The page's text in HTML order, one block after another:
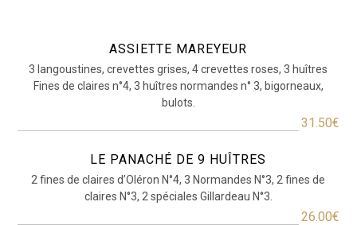
ASSIETTE MAREYEUR
3 langoustines, crevettes grises, 4 crevettes roses, 3 huîtres
Fines de claires n°4, 3 huîtres normandes n° 3, bigorneaux,
bulots.
31.50€
LE PANACHÉ DE 9 HUÎTRES
2 fines de claires d’Oléron N°4, 3 Normandes N°3, 2 fines de
claires N°3, 2 spéciales Gillardeau N°3.
26.00€